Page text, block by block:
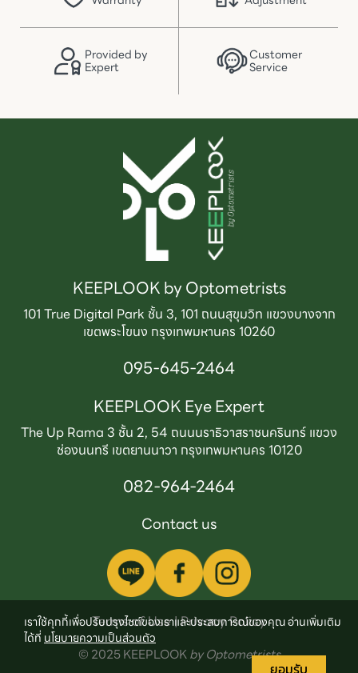
Provided by
Expert
Customer
Service
KEEPLOOK by Optometrists
101 True Digital Park ชั้น 3, 101 ถนนสุขุมวิท แขวงบางจาก
เขตพระโขนง กรุงเทพมหานคร 10260
095-645-2464
KEEPLOOK Eye Expert
The Up Rama 3 ชั้น 2, 54 ถนนนราธิวาสราชนครินทร์ แขวง
ช่องนนทรี เขตยานนาวา กรุงเทพมหานคร 10120
082-964-2464
Contact us
Terms of Use | Privacy Policy
© 2025KEEPLOOKby Optometrists
เราใช้คุกกี้เพื่อปรับปรุงไซต์ของเราและประสบการณ์ของคุณ อ่านเพิ่มเติม
ได้ที่ นโยบายความเป็นส่วนตัว
ยอมรับ